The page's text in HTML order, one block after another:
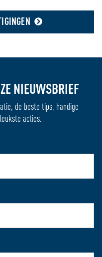
NIEUWSBRIEF
de beste tips, handige
acties.